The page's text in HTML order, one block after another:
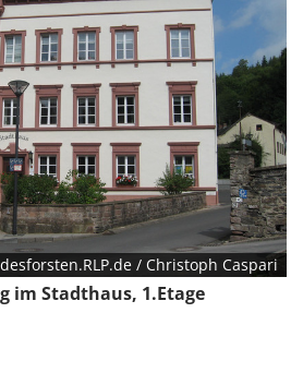
/ Christoph Caspari
im Stadthaus, 1.Etage